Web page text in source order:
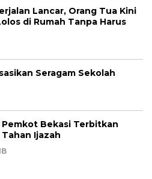
Lancar, Orang Tua Kini
di Rumah Tanpa Harus
Seragam Sekolah
Pemkot Bekasi Terbitkan
Ijazah